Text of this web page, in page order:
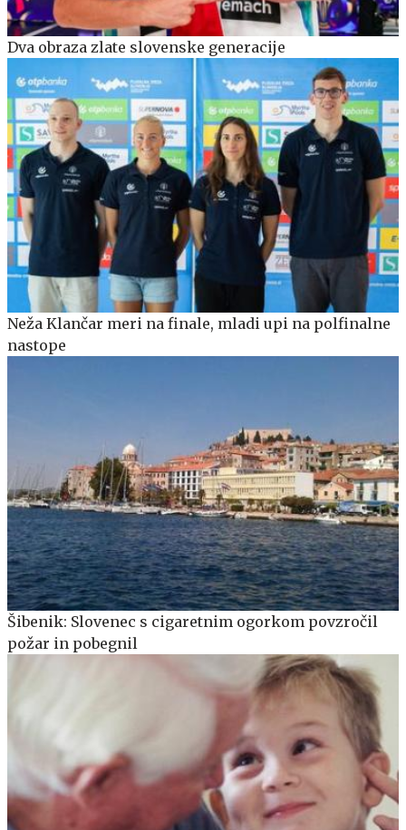
Dva obraza zlate slovenske generacije
Neža Klančar meri na finale, mladi upi na polfinalne
nastope
Šibenik: Slovenec s cigaretnim ogorkom povzročil
požar in pobegnil